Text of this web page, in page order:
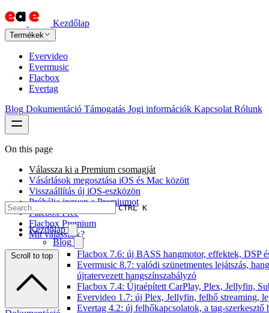
Kezdőlap
Termékek
Evervideo
Evermusic
Flacbox
Evertag
Blog Dokumentáció Támogatás Jogi információk Kapcsolat Rólunk
CTRL K
Kezdőlap
Blog
Flacbox 7.6: új BASS hangmotor, effektek, DSP
Evermusic 8.7: valódi szünetmentes lejátszás,
újratervezett hangszínszabályzó
Flacbox 7.4: Újraépített CarPlay, Plex, Jellyfin,
Evervideo 1.7: új Plex, Jellyfin, felhő streaming,
Evertag 4.2: új felhőkapcsolatok, a tag-szerkesztő
On this page
Válassza ki a Premium csomagját
Vásárlások megosztása iOS és Mac között
Visszaállítás új iOS-eszközön
Próbálja ingyen a Premiumot
Flacbox Free
Flacbox Premium
Mit válasszak?
Scroll to top